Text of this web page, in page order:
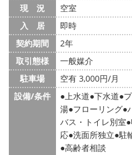
現 況
空室
入 居
即時
契約期間
2年
取引態様
一般媒介
駐車場
空有 3,000円/月
設備/条件
上水道 下水道
湯 フローリング
バス・トイレ別室
応 洗面所独立 駐
高齢者相談